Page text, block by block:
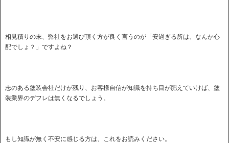
相見積りの末、弊社をお選び頂く方が良く言うのが「安過ぎる所は、なんか心
配でしょ？」ですよね？
志のある塗装会社だけが残り、お客様自信が知識を持ち目が肥えていけば、塗
装業界のデフレは無くなるでしょう。
もし知識が無く不安に感じる方は、これをお読みください。